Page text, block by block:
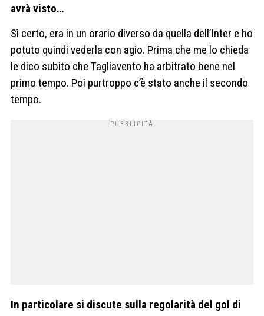
avrà visto…
Sì certo, era in un orario diverso da quella dell’Inter e ho
potuto quindi vederla con agio. Prima che me lo chieda
le dico subito che Tagliavento ha arbitrato bene nel
primo tempo. Poi purtroppo c’è stato anche il secondo
tempo.
In particolare si discute sulla regolarità del gol di